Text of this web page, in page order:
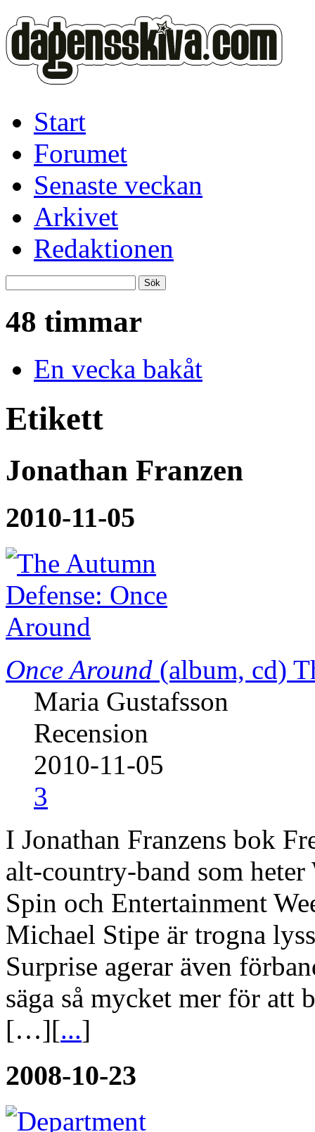
Start
Forumet
Senaste veckan
Arkivet
Redaktionen
48 timmar
En vecka bakåt
Etikett
Jonathan Franzen
2010-11-05
Once Around (album, cd)
Maria Gustafsson
Recension
2010-11-05
3
I Jonathan Franzens bok
alt-country-band som
Spin och Entertainment
Michael Stipe är trogna
Surprise agerar även
säga så mycket mer för att
[…][...]
2008-10-23